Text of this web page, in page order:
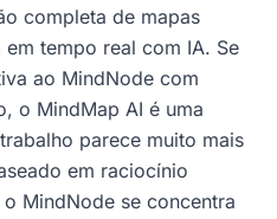
completa de mapas
tempo real com IA. Se
ao MindNode com
o MindMap AI é uma
parece muito mais
em raciocínio
MindNode se concentra